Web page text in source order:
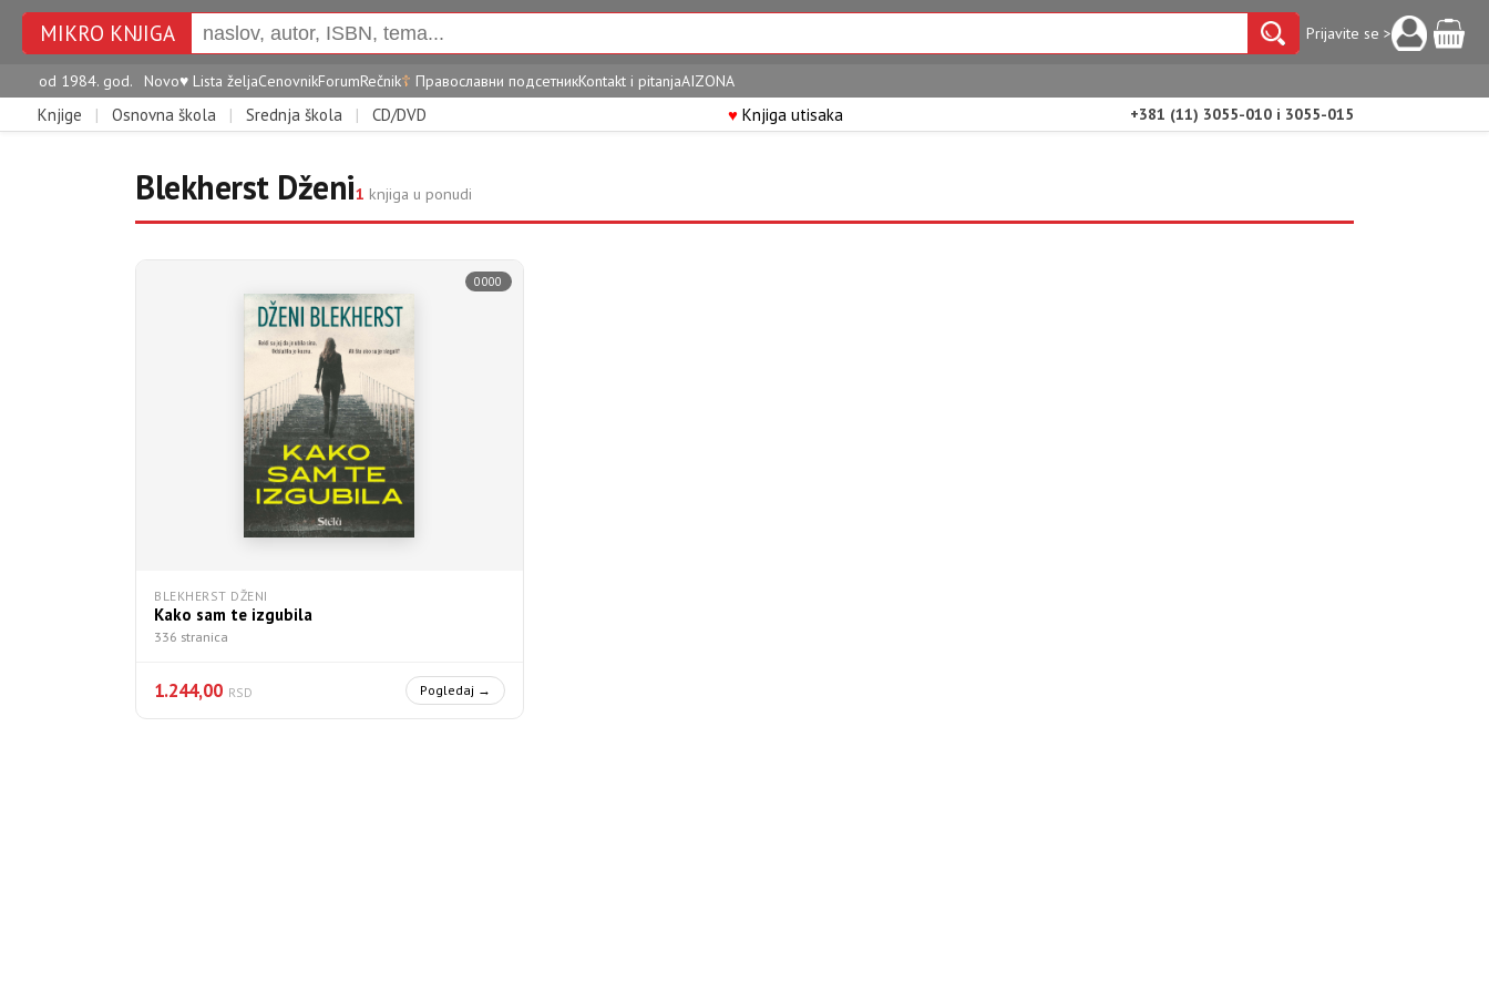
MIKRO KNJIGA Prijavite se >
od 1984. god. Novo♥ Lista željaCenovnikForumRečnik☦ Православни подсетникKontakt i pitanjaAIZONA
Knjige | Osnovna škola | Srednja škola | CD/DVD ♥Knjiga utisaka +381 (11) 3055-010 i 3055-015
Blekherst Dženi1 knjiga u ponudi
0000
BLEKHERST DŽENI
Kako sam te izgubila
336 stranica
1.244,00 RSD Pogledaj →